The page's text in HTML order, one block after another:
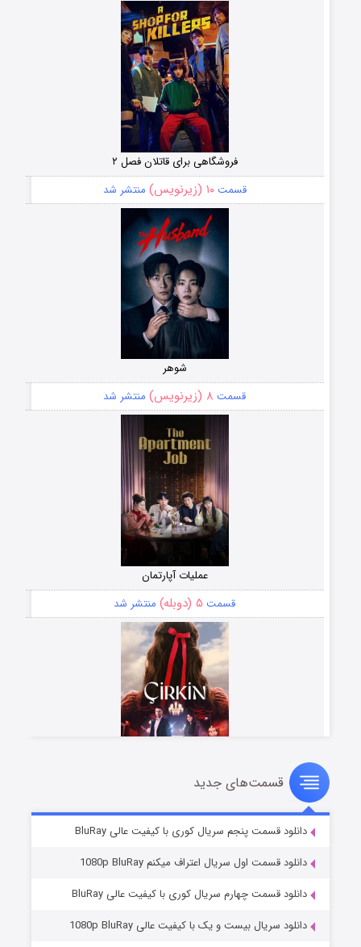
فروشگاهی برای قاتلان فصل ۲
قسمت۱۰ (زیرنویس) منتشر شد
شوهر
قسمت ۸ (زیرنویس) منتشر شد
عملیات آپارتمان
قسمت ۵ (دوبله) منتشر شد
سریال زشت
قسمت۲ (زیرنویس) منتشر شد
قسمت‌های جدید
دانلود قسمت پنجم سریال کوری با کیفیت عالی BluRay
دانلود قسمت اول سریال اعتراف میکنم 1080p BluRay
دانلود قسمت چهارم سریال کوری با کیفیت عالی BluRay
دانلود سریال بیست و یک با کیفیت عالی 1080p BluRay